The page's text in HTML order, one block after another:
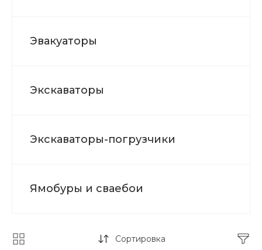
Эвакуаторы
Экскаваторы
Экскаваторы-погрузчики
Ямобуры и сваебои
Сортировка